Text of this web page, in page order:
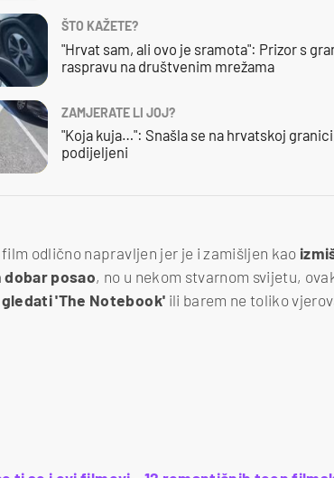
ŠTO KAŽETE?
"Hrvat sam, ali ovo je sramota": Prizor s
raspravu na društvenim mrežama
ZAMJERATE LI JOJ?
"Koja kuja…": Snašla se na hrvatskoj
podijeljeni
odlično napravljen jer je i zamišljen kao
dobar posao, no u nekom stvarnom svijetu,
'The Notebook' ili barem ne toliko